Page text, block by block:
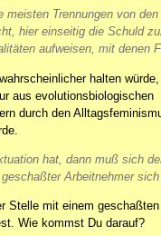
Trennungen von
hier einseitig die Schuld
aufweisen, mit denen
halten würde,
aus evolutionsbiologischen
durch den
hat, dann muß sich
Arbeitnehmer
Stelle mit einem geschaßten
Wie kommst Du darauf?